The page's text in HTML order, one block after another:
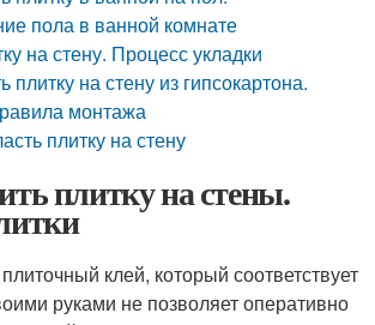
пола в ванной комнате
на стену. Процесс укладки
плитку на стену из гипсокартона.
монтажа
плитку на стену
плитку на стены.
клей, который соответствует
руками не позволяет оперативно